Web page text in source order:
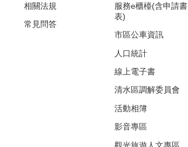
相關法規
常見問答
服務e櫃檯(含申請書
表)
市區公車資訊
人口統計
線上電子書
清水區調解委員會
活動相簿
影音專區
觀光旅遊人文專區